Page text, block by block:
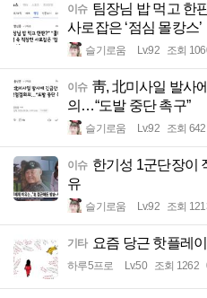
이슈 팀장님 밥 먹고 한
사로잡은 ‘점심 몰캉스’
슬기로움 Lv.92 조회
이슈 靑, 北미사일 발사
의…“도발 중단 촉구”
슬기로움 Lv.92 조회 642
이슈 한기성 1군단장이
유
슬기로움 Lv.92 조회
기타 요즘 당근 핫플레
하루5프로 Lv.50 조회 1262